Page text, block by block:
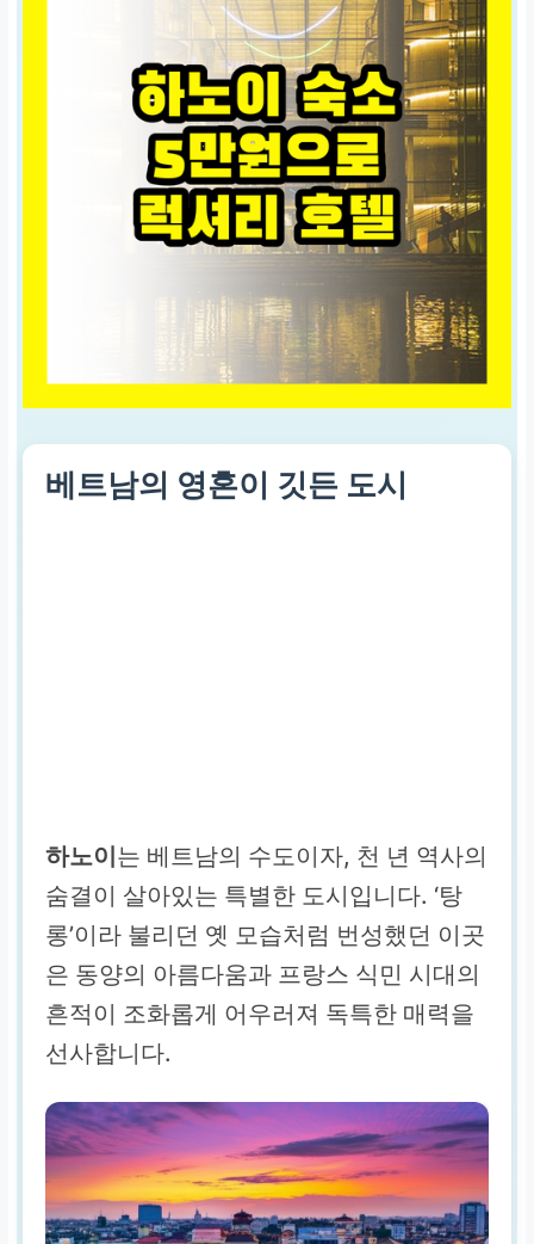
베트남의 영혼이 깃든 도시
하노이는 베트남의 수도이자, 천 년 역사의
숨결이 살아있는 특별한 도시입니다. ‘탕
롱’이라 불리던 옛 모습처럼 번성했던 이곳
은 동양의 아름다움과 프랑스 식민 시대의
흔적이 조화롭게 어우러져 독특한 매력을
선사합니다.